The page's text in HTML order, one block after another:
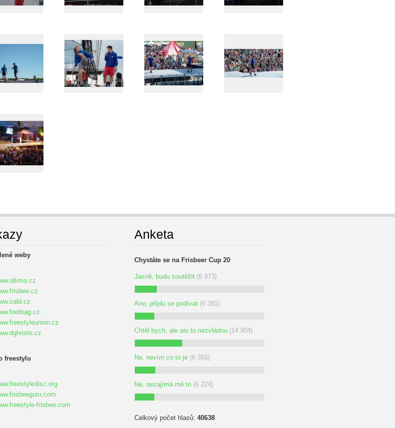
weby
freestylu
frisbee.com
Anketa
Chystáte se na Frisbeer Cup 20
Jasně, budu soutěžit (6 873)
Ano, přijdu se podívat (6 281)
Chtěl bych, ale asi to nezvládnu (14 904)
Ne, nevím co to je (6 356)
Ne, nezajímá mě to (6 224)
Celkový počet hlasů: 40638